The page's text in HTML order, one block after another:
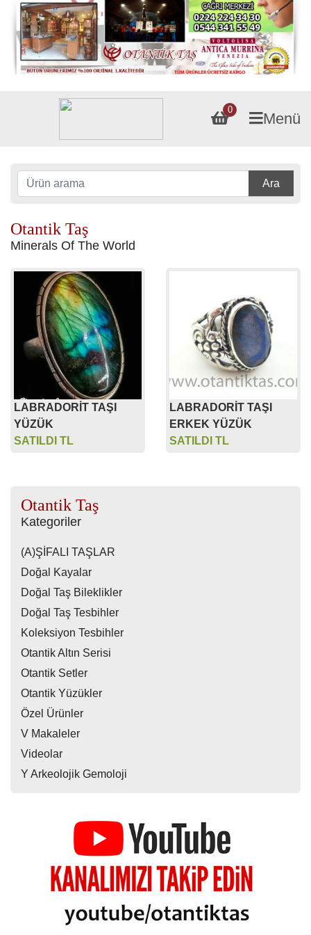
0
Menü
Ara
Otantik Taş
Minerals Of The World
LABRADORİT TAŞI
YÜZÜK
SATILDI TL
LABRADORİT TAŞI
ERKEK YÜZÜK
SATILDI TL
Otantik Taş
Kategoriler
(A)ŞİFALI TAŞLAR
Doğal Kayalar
Doğal Taş Bileklikler
Doğal Taş Tesbihler
Koleksiyon Tesbihler
Otantik Altın Serisi
Otantik Setler
Otantik Yüzükler
Özel Ürünler
V Makaleler
Videolar
Y Arkeolojik Gemoloji